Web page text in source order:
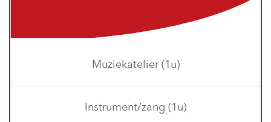
Muziekatelier (1u)
Instrument/zang (1u)